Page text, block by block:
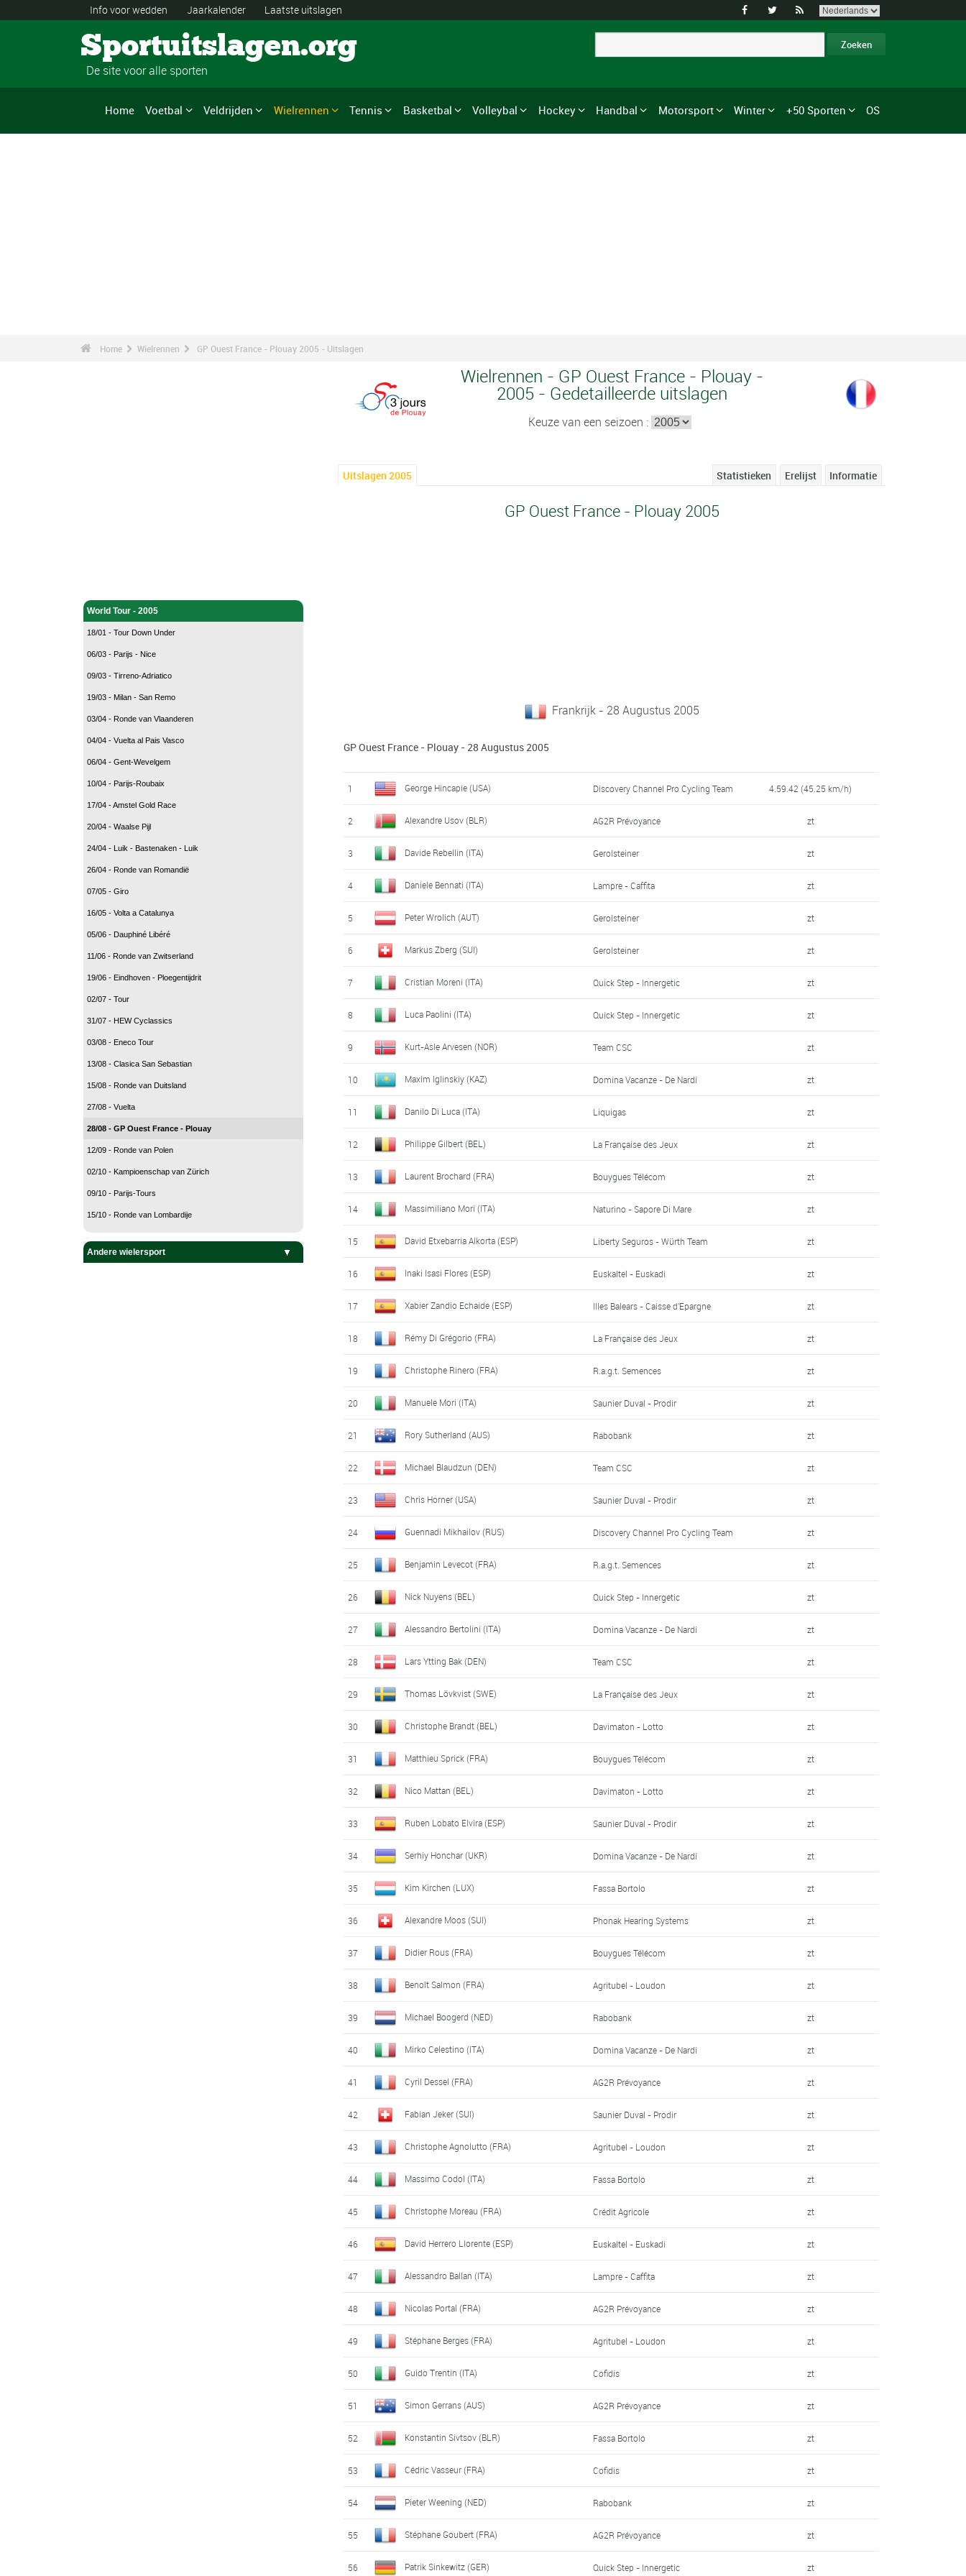
Info voor wedden Jaarkalender Laatste uitslagen   
Sportuitslagen.org
De site voor alle sporten
Home Voetbal Veldrijden Wielrennen Tennis Basketbal Volleybal Hockey Handbal Motorsport Winter +50 Sporten OS
Home Wielrennen GP Ouest France - Plouay 2005 - Uitslagen
World Tour - 2005
18/01 - Tour Down Under
06/03 - Parijs - Nice
09/03 - Tirreno-Adriatico
19/03 - Milan - San Remo
03/04 - Ronde van Vlaanderen
04/04 - Vuelta al Pais Vasco
06/04 - Gent-Wevelgem
10/04 - Parijs-Roubaix
17/04 - Amstel Gold Race
20/04 - Waalse Pijl
24/04 - Luik - Bastenaken - Luik
26/04 - Ronde van Romandië
07/05 - Giro
16/05 - Volta a Catalunya
05/06 - Dauphiné Libéré
11/06 - Ronde van Zwitserland
19/06 - Eindhoven - Ploegentijdrit
02/07 - Tour
31/07 - HEW Cyclassics
03/08 - Eneco Tour
13/08 - Clasica San Sebastian
15/08 - Ronde van Duitsland
27/08 - Vuelta
28/08 - GP Ouest France - Plouay
12/09 - Ronde van Polen
02/10 - Kampioenschap van Zürich
09/10 - Parijs-Tours
15/10 - Ronde van Lombardije
Andere wielersport
Baanwielrennen
BMX
Mountain Bike
Veldrijden
Wielrennen - GP Ouest France - Plouay -
2005 - Gedetailleerde uitslagen
Keuze van een seizoen :
Uitslagen 2005 Informatie
Erelijst
Statistieken
GP Ouest France - Plouay 2005
Frankrijk - 28 Augustus 2005
GP Ouest France - Plouay - 28 Augustus 2005
1 George Hincapie (USA) Discovery Channel Pro Cycling Team 4.59.42 (45.25 km/h)
2 Alexandre Usov (BLR) AG2R Prévoyance zt
3 Davide Rebellin (ITA) Gerolsteiner zt
4 Daniele Bennati (ITA) Lampre - Caffita zt
5 Peter Wrolich (AUT) Gerolsteiner zt
6 Markus Zberg (SUI) Gerolsteiner zt
7 Cristian Moreni (ITA) Quick Step - Innergetic zt
8 Luca Paolini (ITA) Quick Step - Innergetic zt
9 Kurt-Asle Arvesen (NOR) Team CSC zt
10 Maxim Iglinskiy (KAZ) Domina Vacanze - De Nardi zt
11 Danilo Di Luca (ITA) Liquigas zt
12 Philippe Gilbert (BEL) La Française des Jeux zt
13 Laurent Brochard (FRA) Bouygues Télécom zt
14 Massimiliano Mori (ITA) Naturino - Sapore Di Mare zt
15 David Etxebarria Alkorta (ESP) Liberty Seguros - Würth Team zt
16 Inaki Isasi Flores (ESP) Euskaltel - Euskadi zt
17 Xabier Zandio Echaide (ESP) Illes Balears - Caisse d'Epargne zt
18 Rémy Di Grégorio (FRA) La Française des Jeux zt
19 Christophe Rinero (FRA) R.a.g.t. Semences zt
20 Manuele Mori (ITA) Saunier Duval - Prodir zt
21 Rory Sutherland (AUS) Rabobank zt
22 Michael Blaudzun (DEN) Team CSC zt
23 Chris Horner (USA) Saunier Duval - Prodir zt
24 Guennadi Mikhailov (RUS) Discovery Channel Pro Cycling Team zt
25 Benjamin Levecot (FRA) R.a.g.t. Semences zt
26 Nick Nuyens (BEL) Quick Step - Innergetic zt
27 Alessandro Bertolini (ITA) Domina Vacanze - De Nardi zt
28 Lars Ytting Bak (DEN) Team CSC zt
29 Thomas Lövkvist (SWE) La Française des Jeux zt
30 Christophe Brandt (BEL) Davimaton - Lotto zt
31 Matthieu Sprick (FRA) Bouygues Télécom zt
32 Nico Mattan (BEL) Davimaton - Lotto zt
33 Ruben Lobato Elvira (ESP) Saunier Duval - Prodir zt
34 Serhiy Honchar (UKR) Domina Vacanze - De Nardi zt
35 Kim Kirchen (LUX) Fassa Bortolo zt
36 Alexandre Moos (SUI) Phonak Hearing Systems zt
37 Didier Rous (FRA) Bouygues Télécom zt
38 Benoît Salmon (FRA) Agritubel - Loudon zt
39 Michael Boogerd (NED) Rabobank zt
40 Mirko Celestino (ITA) Domina Vacanze - De Nardi zt
41 Cyril Dessel (FRA) AG2R Prévoyance zt
42 Fabian Jeker (SUI) Saunier Duval - Prodir zt
43 Christophe Agnolutto (FRA) Agritubel - Loudon zt
44 Massimo Codol (ITA) Fassa Bortolo zt
45 Christophe Moreau (FRA) Crédit Agricole zt
46 David Herrero Llorente (ESP) Euskaltel - Euskadi zt
47 Alessandro Ballan (ITA) Lampre - Caffita zt
48 Nicolas Portal (FRA) AG2R Prévoyance zt
49 Stéphane Berges (FRA) Agritubel - Loudon zt
50 Guido Trentin (ITA) Cofidis zt
51 Simon Gerrans (AUS) AG2R Prévoyance zt
52 Konstantin Sivtsov (BLR) Fassa Bortolo zt
53 Cédric Vasseur (FRA) Cofidis zt
54 Pieter Weening (NED) Rabobank zt
55 Stéphane Goubert (FRA) AG2R Prévoyance zt
56 Patrik Sinkewitz (GER) Quick Step - Innergetic zt